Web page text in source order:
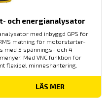
och energianalysator
med inbyggd GPS för
mätning för motorstarter-
med 5 spännings- och 4
Med VNC funktion för
flexibel minneshantering.
LÄS MER